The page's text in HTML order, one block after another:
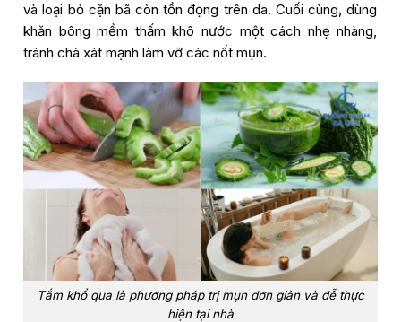
và loại bỏ cặn bã còn tồn đọng trên da. Cuối cùng, dùng
khăn bông mềm thấm khô nước một cách nhẹ nhàng,
tránh chà xát mạnh làm vỡ các nốt mụn.
Tắm khổ qua là phương pháp trị mụn đơn giản và dễ thực
hiện tại nhà